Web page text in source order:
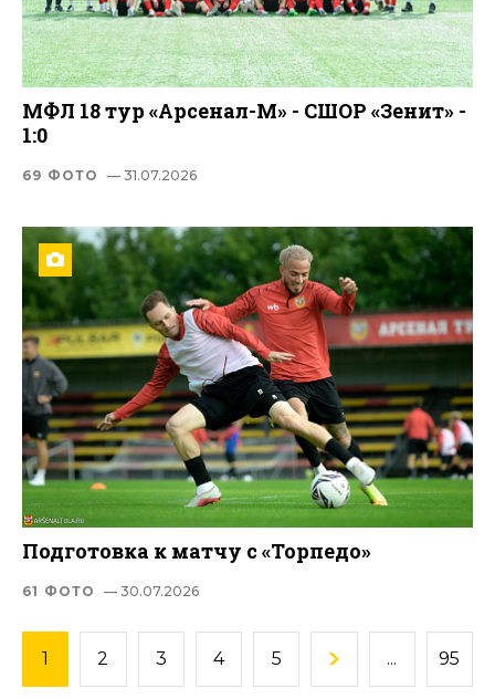
МФЛ 18 тур «Арсенал-М» - СШОР «Зенит» -
1:0
69 ФОТО — 31.07.2026
Подготовка к матчу с «Торпедо»
61 ФОТО — 30.07.2026
1 2 3 4 5 ... 95